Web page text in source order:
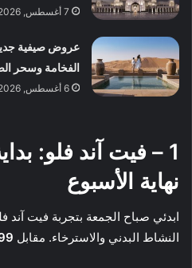
7 أغسطس, 2026
عروض صيفية
الفخامة وسحر
6 أغسطس, 2026
1 –
فيت آند فلو:
نهاية الأسبوع
ابدئي صباح الجمعة بتجربة فيت آند
النشاط البدني والاسترخاء. مقابل 199